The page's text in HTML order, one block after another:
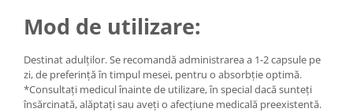
Mod de utilizare:
Destinat adulților. Se recomandă administrarea a 1-2 capsule pe
zi, de preferință în timpul mesei, pentru o absorbție optimă.
*Consultați medicul înainte de utilizare, în special dacă sunteți
însărcinată, alăptați sau aveți o afecțiune medicală preexistentă.